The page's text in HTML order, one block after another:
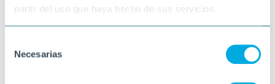
partir del uso que haya hecho de sus servicios.
Necesarias